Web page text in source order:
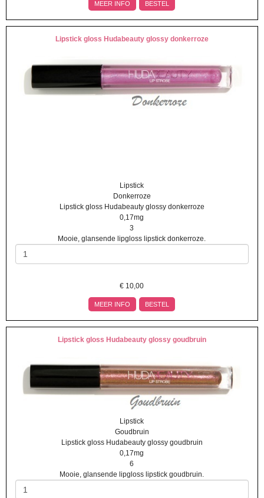
MEER INFO BESTEL
Lipstick gloss Hudabeauty glossy donkerroze
Lipstick
Donkerroze
Lipstick gloss Hudabeauty glossy donkerroze
0,17mg
3
Mooie, glansende lipgloss lipstick donkerroze.
€ 10,00
MEER INFO BESTEL
Lipstick gloss Hudabeauty glossy goudbruin
Lipstick
Goudbruin
Lipstick gloss Hudabeauty glossy goudbruin
0,17mg
6
Mooie, glansende lipgloss lipstick goudbruin.